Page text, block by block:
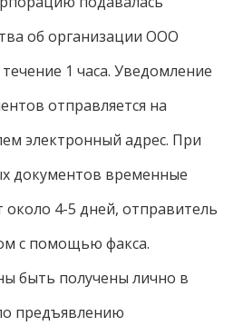
об организации ООО
1 часа. Уведомление
отправляется на
электронный адрес. При
документов временные
около 4-5 дней, отправитель
с помощью факса.
быть получены лично в
предъявлению